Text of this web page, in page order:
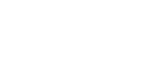
John Stones Kembali di Timnya